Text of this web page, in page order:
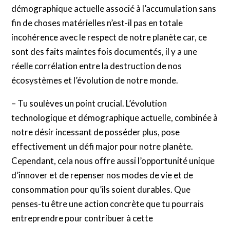
démographique actuelle associé à l’accumulation sans
fin de choses matérielles n’est-il pas en totale
incohérence avec le respect de notre planète car, ce
sont des faits maintes fois documentés, il y a une
réelle corrélation entre la destruction de nos
écosystèmes et l’évolution de notre monde.
– Tu soulèves un point crucial. L’évolution
technologique et démographique actuelle, combinée à
notre désir incessant de posséder plus, pose
effectivement un défi major pour notre planète.
Cependant, cela nous offre aussi l’opportunité unique
d’innover et de repenser nos modes de vie et de
consommation pour qu’ils soient durables. Que
penses-tu être une action concrète que tu pourrais
entreprendre pour contribuer à cette